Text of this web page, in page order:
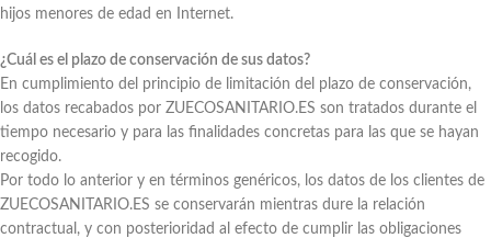
hijos menores de edad en Internet.
¿Cuál es el plazo de conservación de sus datos?
En cumplimiento del principio de limitación del plazo de conservación,
los datos recabados por ZUECOSANITARIO.ES son tratados durante el
tiempo necesario y para las finalidades concretas para las que se hayan
recogido.
Por todo lo anterior y en términos genéricos, los datos de los clientes de
ZUECOSANITARIO.ES se conservarán mientras dure la relación
contractual, y con posterioridad al efecto de cumplir las obligaciones